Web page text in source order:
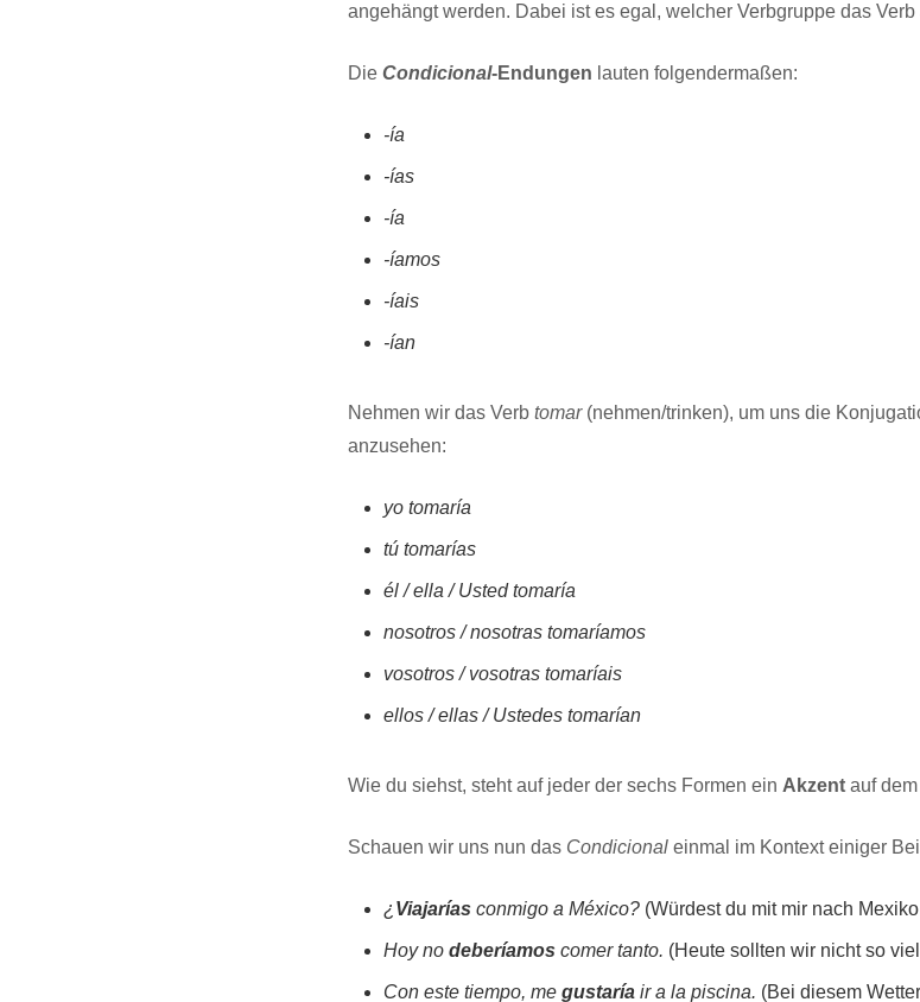
angehängt werden. Dabei ist es egal, welcher Verbgruppe das Verb
DieCondicional-Endungen lauten folgendermaßen:
-ía
-ías
-ía
-íamos
-íais
-ían
Nehmen wir das Verbtomar(nehmen/trinken), um uns die
anzusehen:
yo tomaría
tú tomarías
él / ella / Usted tomaría
nosotros / nosotras tomaríamos
vosotros / vosotras tomaríais
ellos / ellas / Ustedes tomarían
Wie du siehst, steht auf jeder der sechs Formen ein Akzent auf dem
Schauen wir uns nun das Condicional einmal im Kontext einiger
¿ Viajarías conmigo a México? (Würdest du mit mir nach
Hoy nodeberíamos comer tanto. (Heute sollten wir nicht so
Con este tiempo, megustaría ir a la piscina. (Bei diesem